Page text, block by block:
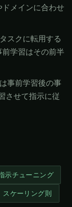
メインに合わせ
スクに転用する
学習はその前半
事前学習後の事
させて指示に従
示チューニング
スケーリング則